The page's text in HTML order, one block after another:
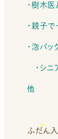
・樹木
・親子
・泡パ
・シニ
他
ふだん